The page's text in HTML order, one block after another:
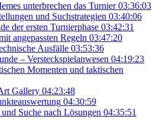
unterbrechen das Turnier 03:36:03
und Suchstrategien 03:40:06
der ersten Turnierphase 03:42:31
angepassten Regeln 03:47:20
Ausfälle 03:53:36
– Versteckspielanwesen 04:19:23
Momenten und taktischen
Gallery 04:23:48
04:30:59
Suche nach Lösungen 04:35:51